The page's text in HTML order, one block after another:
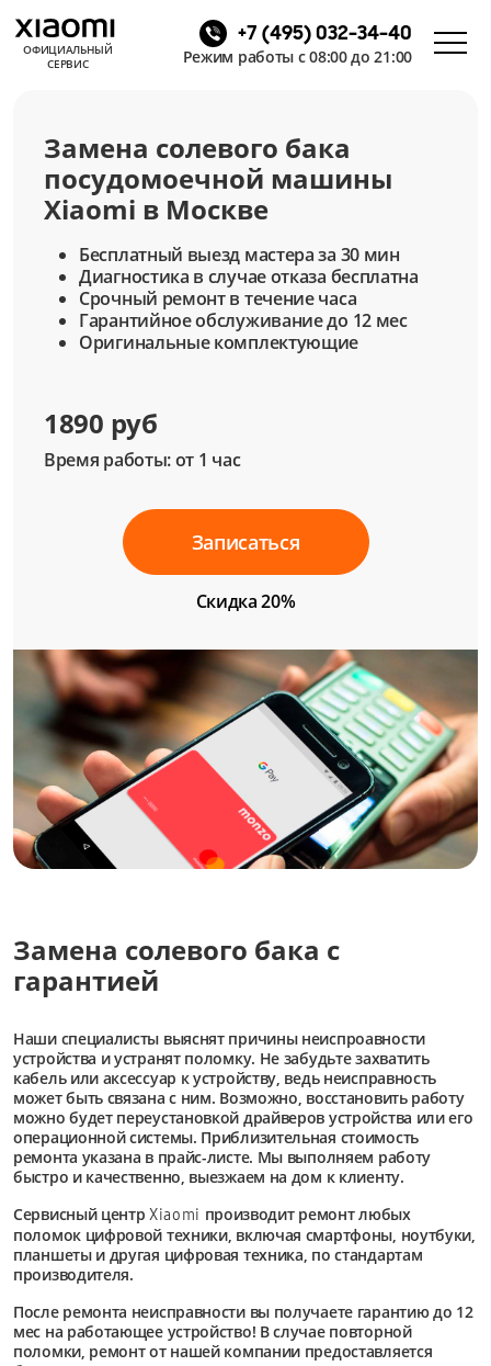
ОФИЦИАЛЬНЫЙ
СЕРВИС
+7 (495) 032-34-40
Режим работы с 08:00 до 21:00
Замена солевого бака
посудомоечной машины
Xiaomi в Москве
Бесплатный выезд мастера за 30 мин
Диагностика в случае отказа бесплатна
Срочный ремонт в течение часа
Гарантийное обслуживание до 12 мес
Оригинальные комплектующие
1890 руб
Время работы: от 1 час
Записаться
Скидка 20%
Замена солевого бака с
гарантией
Наши специалисты выяснят причины неиспроавности
устройства и устранят поломку. Не забудьте захватить
кабель или аксессуар к устройству, ведь неисправность
может быть связана с ним. Возможно, восстановить работу
можно будет переустановкой драйверов устройства или его
операционной системы. Приблизительная стоимость
ремонта указана в прайс-листе. Мы выполняем работу
быстро и качественно, выезжаем на дом к клиенту.
Сервисный центрXiaomi производит ремонт любых
поломок цифровой техники, включая смартфоны, ноутбуки,
планшеты и другая цифровая техника, по стандартам
производителя.
После ремонта неисправности вы получаете гарантию до 12
мес на работающее устройство! В случае повторной
поломки, ремонт от нашей компании предоставляется